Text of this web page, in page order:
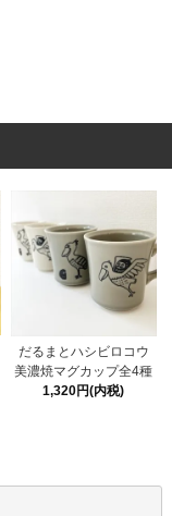
だるまとハシビロコウ
美濃焼マグカップ全4種
1,320円(内税)